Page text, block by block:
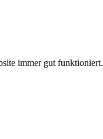
immer gut funktioniert.